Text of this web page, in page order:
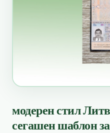
модерен стил
сегашен шаблон